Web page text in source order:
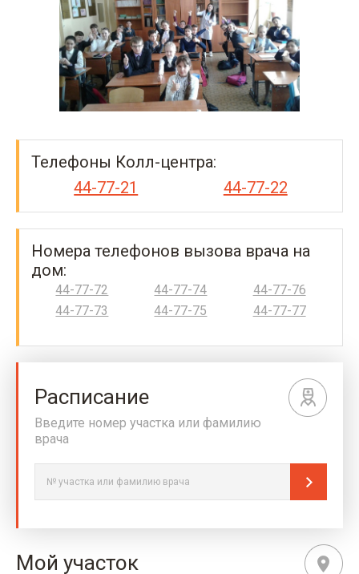
Телефоны Колл-центра:
44-77-21
44-77-22
Номера телефонов вызова врача на
дом:
44-77-72
44-77-73
44-77-74
44-77-75
44-77-76
44-77-77
Расписание
Введите номер участка или фамилию
врача
Мой участок